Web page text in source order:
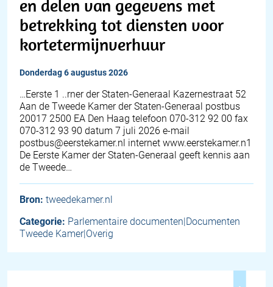
en delen van gegevens met
betrekking tot diensten voor
kortetermijnverhuur
donderdag 6 augustus 2026
…Eerste 1 ..rner der Staten-Generaal Kazernestraat 52
Aan de Tweede Kamer der Staten-Generaal postbus
20017 2500 EA Den Haag telefoon 070-312 92 00 fax
070-312 93 90 datum 7 juli 2026 e-mail
postbus@eerstekamer.nl internet www.eerstekamer.n1
De Eerste Kamer der Staten-Generaal geeft kennis aan
de Tweede…
Bron: tweedekamer.nl
Categorie: Parlementaire documenten|Documenten
Tweede Kamer|Overig